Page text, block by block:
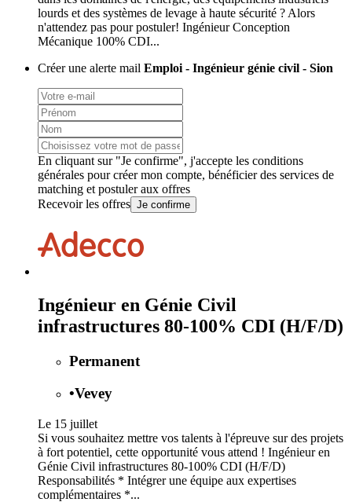
lourds et des systèmes de levage à haute sécurité ? Alors
n'attendez pas pour postuler! Ingénieur Conception
Mécanique 100% CDI...
Créer une alerte mail Emploi - Ingénieur génie civil - Sion
En cliquant sur "Je confirme", j'accepte les conditions
générales pour créer mon compte, bénéficier des services de
matching et postuler aux offres
Recevoir les offres Je confirme
Ingénieur en Génie Civil
infrastructures 80-100% CDI (H/F/D)
Permanent
•Vevey
Le 15 juillet
Si vous souhaitez mettre vos talents à l'épreuve sur des projets
à fort potentiel, cette opportunité vous attend ! Ingénieur en
Génie Civil infrastructures 80-100% CDI (H/F/D)
Responsabilités * Intégrer une équipe aux expertises
complémentaires *...